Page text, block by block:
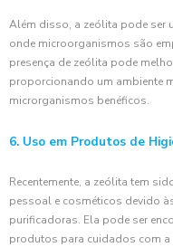
Além disso, a zeólita pode ser
onde microorganismos são
presença de zeólita pode
proporcionando um ambiente
microrganismos benéficos.
6. Uso em Produtos de
Recentemente, a zeólita tem
pessoal e cosméticos devido
purificadoras. Ela pode ser
produtos para cuidados com a